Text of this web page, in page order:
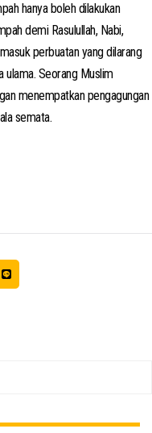
hanya boleh dilakukan
demi Rasulullah, Nabi,
perbuatan yang dilarang
ulama. Seorang Muslim
menempatkan pengagungan
semata.